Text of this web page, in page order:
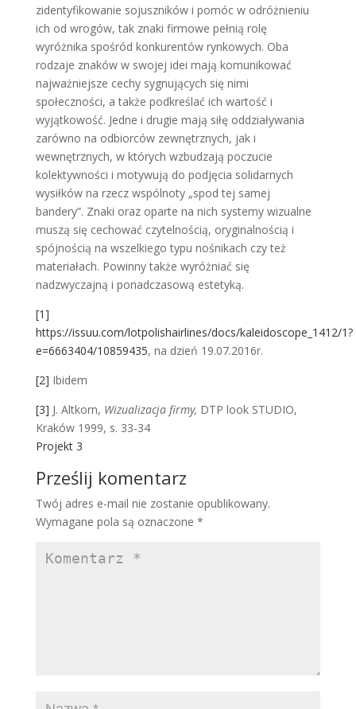
zidentyfikowanie sojuszników i pomóc w odróżnieniu
ich od wrogów, tak znaki firmowe pełnią rolę
wyróżnika spośród konkurentów rynkowych. Oba
rodzaje znaków w swojej idei mają komunikować
najważniejsze cechy sygnujących się nimi
społeczności, a także podkreślać ich wartość i
wyjątkowość. Jedne i drugie mają siłę oddziaływania
zarówno na odbiorców zewnętrznych, jak i
wewnętrznych, w których wzbudzają poczucie
kolektywności i motywują do podjęcia solidarnych
wysiłków na rzecz wspólnoty „spod tej samej
bandery”. Znaki oraz oparte na nich systemy wizualne
muszą się cechować czytelnością, oryginalnością i
spójnością na wszelkiego typu nośnikach czy też
materiałach. Powinny także wyróżniać się
nadzwyczajną i ponadczasową estetyką.
[1]
https://issuu.com/lotpolishairlines/docs/kaleidoscope_1412/1?
e=6663404/10859435, na dzień 19.07.2016r.
[2] Ibidem
[3] J. Altkorn, Wizualizacja firmy, DTP look STUDIO,
Kraków 1999, s. 33-34
Projekt 3
Prześlij komentarz
Twój adres e-mail nie zostanie opublikowany.
Wymagane pola są oznaczone *